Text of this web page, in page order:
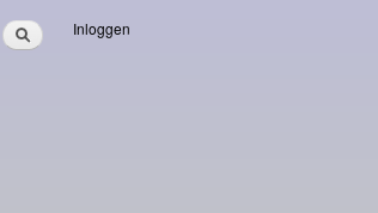
Zoeken Inloggen